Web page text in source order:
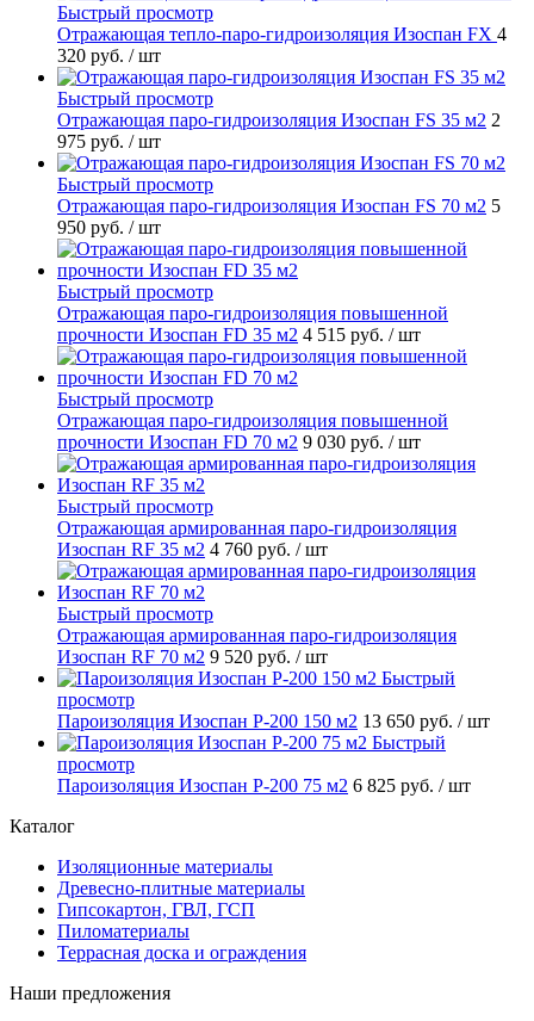
Быстрый просмотр
Отражающая тепло-паро-гидроизоляция Изоспан FХ 4
320 руб. / шт
Быстрый просмотр
Отражающая паро-гидроизоляция Изоспан FS 35 м2 2
975 руб. / шт
Быстрый просмотр
Отражающая паро-гидроизоляция Изоспан FS 70 м2 5
950 руб. / шт
Быстрый просмотр
Отражающая паро-гидроизоляция повышенной
прочности Изоспан FD 35 м2 4 515 руб. / шт
Быстрый просмотр
Отражающая паро-гидроизоляция повышенной
прочности Изоспан FD 70 м2 9 030 руб. / шт
Быстрый просмотр
Отражающая армированная паро-гидроизоляция
Изоспан RF 35 м2 4 760 руб. / шт
Быстрый просмотр
Отражающая армированная паро-гидроизоляция
Изоспан RF 70 м2 9 520 руб. / шт
Быстрый
просмотр
Пароизоляция Изоспан P-200 150 м2 13 650 руб. / шт
Быстрый
просмотр
Пароизоляция Изоспан P-200 75 м2 6 825 руб. / шт
Каталог
Изоляционные материалы
Древесно-плитные материалы
Гипсокартон, ГВЛ, ГСП
Пиломатериалы
Террасная доска и ограждения
Наши предложения